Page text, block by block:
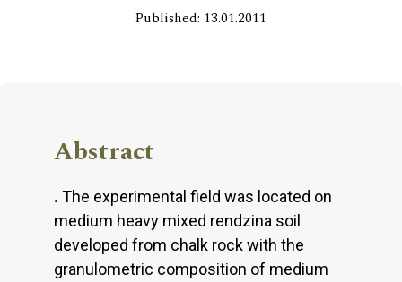
Published: 13.01.2011
Abstract
. The experimental field was located on
medium heavy mixed rendzina soil
developed from chalk rock with the
granulometric composition of medium